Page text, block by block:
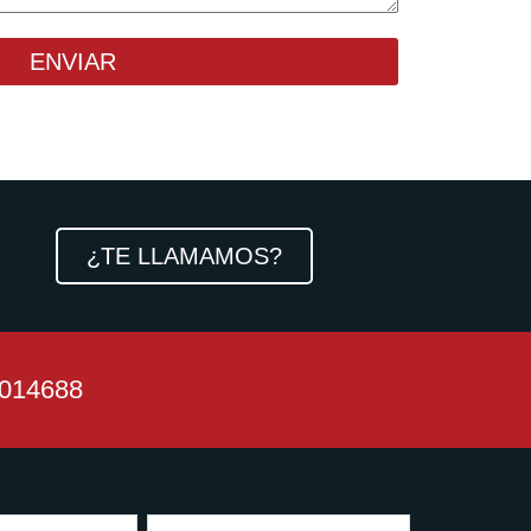
ENVIAR
¿TE LLAMAMOS?